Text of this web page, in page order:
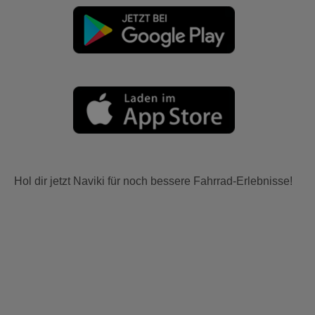
Hol dir jetzt Naviki für noch bessere Fahrrad-Erlebnisse!